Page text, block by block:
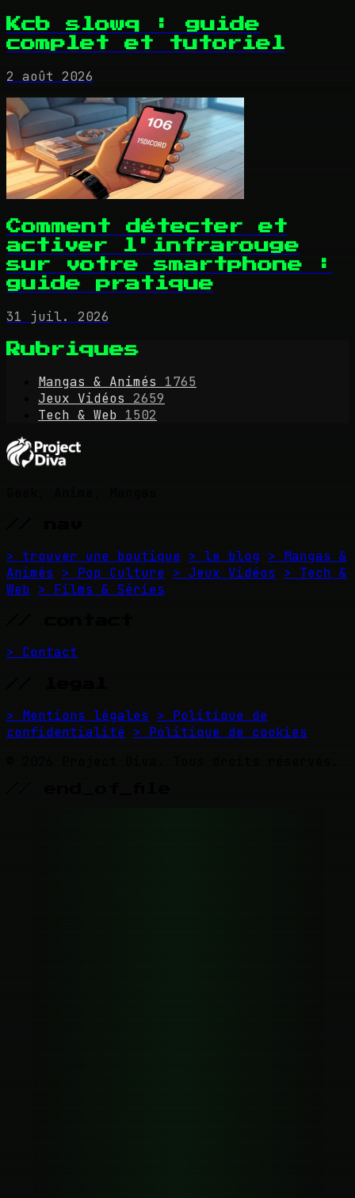
Kcb slowq : guide
complet et tutoriel
2 août 2026
Comment détecter et
activer l'infrarouge
sur votre smartphone :
guide pratique
31 juil. 2026
Rubriques
Mangas & Animés
1765
Jeux Vidéos
2659
Tech & Web 1502
> trouver une boutique > le blog > Mangas &
Animés
> Pop Culture > Jeux Vidéos
> Tech &
Web > Films & Séries
> Contact
> Mentions légales
> Politique de
confidentialité > Politique de cookies